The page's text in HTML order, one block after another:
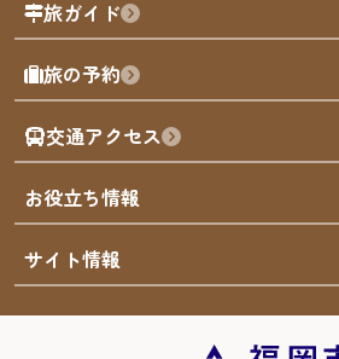
福岡を楽しむ
福岡のアート
福岡のナイトタイム
福岡の歴史・文化
サステナブルツーリズム
福岡検定
よかなび音声ガイド
屋台
買う
体験
泊まる
旅ガイド
モデルコース
AIおまかせコース
オリジナルプラン
みんなの旅行記
旅の予約
交通アクセス
市内交通ガイド
お得なチケット
お役立ち情報
お知らせ
災害情報
サイト情報
まち歩き・体験プログラム掲載申込